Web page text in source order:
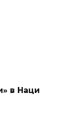
в Наци